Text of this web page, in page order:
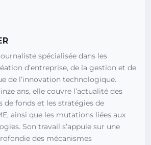
spécialisée dans les
d’entreprise, de la gestion et de
de l’innovation technologique.
ans, elle couvre l’actualité des
de fonds et les stratégies de
ainsi que les mutations liées aux
Son travail s’appuie sur une
des mécanismes